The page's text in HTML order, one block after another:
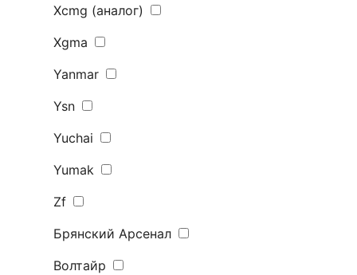
Xcmg (аналог)
Xgma
Yanmar
Ysn
Yuchai
Yumak
Zf
Брянский Арсенал
Волтайр